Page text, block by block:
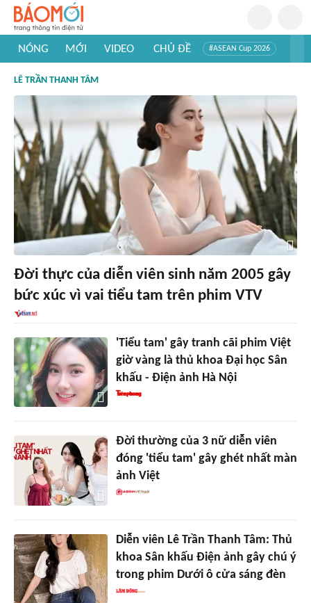
NÓNG MỚI VIDEO CHỦ ĐỀ #ASEAN Cup 2026
#Khám phá thế giới
LÊ TRẦN THANH TÂM
Đời thực của diễn viên sinh năm 2005 gây
bức xúc vì vai tiểu tam trên phim VTV
'Tiểu tam' gây tranh cãi phim Việt
giờ vàng là thủ khoa Đại học Sân
khấu - Điện ảnh Hà Nội
Đời thường của 3 nữ diễn viên
đóng 'tiểu tam' gây ghét nhất màn
ảnh Việt
Diễn viên Lê Trần Thanh Tâm: Thủ
khoa Sân khấu Điện ảnh gây chú ý
trong phim Dưới ô cửa sáng đèn